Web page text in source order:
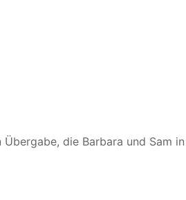
die Barbara und Sam